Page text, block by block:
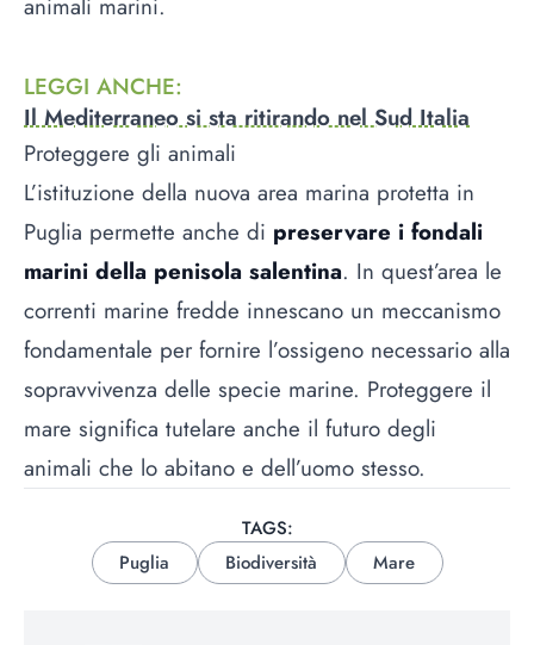
animali marini.
LEGGI ANCHE:
Il Mediterraneo si sta ritirando nel Sud Italia
Proteggere gli animali
L’istituzione della nuova area marina protetta in
Puglia permette anche di preservare i fondali
marini della penisola salentina. In quest’area le
correnti marine fredde innescano un meccanismo
fondamentale per fornire l’ossigeno necessario alla
sopravvivenza delle specie marine. Proteggere il
mare significa tutelare anche il futuro degli
animali che lo abitano e dell’uomo stesso.
TAGS:
Puglia
Biodiversità Mare